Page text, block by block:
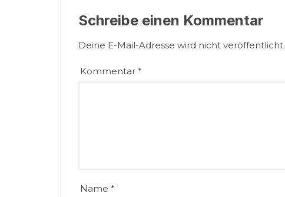
Schreibe einen Kommentar
Deine E-Mail-Adresse wird nicht veröffentlicht.
Kommentar *
Name *